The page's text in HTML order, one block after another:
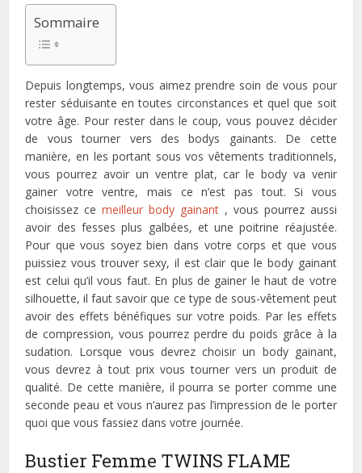
Sommaire
Depuis longtemps, vous aimez prendre soin de vous pour
rester séduisante en toutes circonstances et quel que soit
votre âge. Pour rester dans le coup, vous pouvez décider
de vous tourner vers des bodys gainants. De cette
manière, en les portant sous vos vêtements traditionnels,
vous pourrez avoir un ventre plat, car le body va venir
gainer votre ventre, mais ce n’est pas tout. Si vous
choisissez cemeilleur body gainant , vous pourrez aussi
avoir des fesses plus galbées, et une poitrine réajustée.
Pour que vous soyez bien dans votre corps et que vous
puissiez vous trouver sexy, il est clair que le body gainant
est celui qu’il vous faut. En plus de gainer le haut de votre
silhouette, il faut savoir que ce type de sous-vêtement peut
avoir des effets bénéfiques sur votre poids. Par les effets
de compression, vous pourrez perdre du poids grâce à la
sudation. Lorsque vous devrez choisir un body gainant,
vous devrez à tout prix vous tourner vers un produit de
qualité. De cette manière, il pourra se porter comme une
seconde peau et vous n’aurez pas l’impression de le porter
quoi que vous fassiez dans votre journée.
Bustier Femme TWINS FLAME